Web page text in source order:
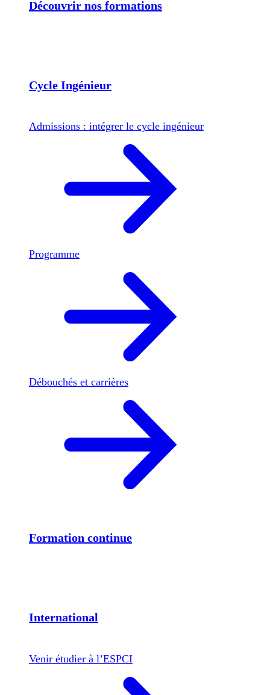
Découvrir nos formations
Cycle Ingénieur
Admissions : intégrer le cycle ingénieur
Programme
Débouchés et carrières
Formation continue
International
Venir étudier à l’ESPCI